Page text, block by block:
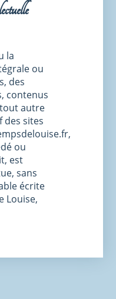
la
ou
des
contenus
autre
des sites
ou
est
sans
écrite
Louise,